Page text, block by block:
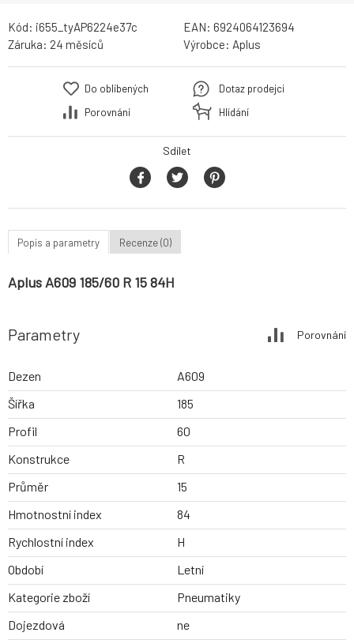
Kód: i655_tyAP6224e37c EAN: 6924064123694
Záruka: 24 měsíců Výrobce: Aplus
Do oblíbených
Porovnání
Dotaz prodejci
Hlídání
Sdílet
Popis a parametry Recenze (0)
Aplus A609 185/60 R 15 84H
Parametry Porovnání
Dezen
A609
Šířka
185
Profil
60
Konstrukce
R
Průměr
15
Hmotnostní index
84
Rychlostní index
H
Období
Letní
Kategorie zboží
Pneumatiky
Dojezdová
ne